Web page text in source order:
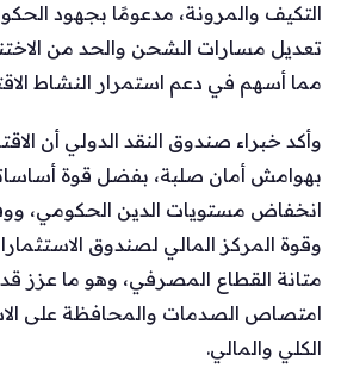
التكيف والمرونة، مدعومًا بجهود
تعديل مسارات الشحن والحد من
مما أسهم في دعم استمرار النشاط
وأكد خبراء صندوق النقد الدولي أن
بهوامش أمان صلبة، بفضل قوة
انخفاض مستويات الدين الحكومي،
وقوة المركز المالي لصندوق
متانة القطاع المصرفي، وهو ما عزز
امتصاص الصدمات والمحافظة على
الكلي والمالي.